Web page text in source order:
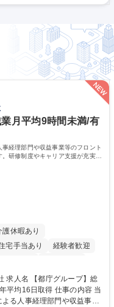
・レセコンアップデート対応
月平均9時間未満/有
経理部門や収益事業等のフロント
研修制度やキャリア支援が充実し
護休暇あり
宅手当あり
経験者歓迎
あり
総
得 仕事の内容 当
る人事経理部門や収益事業